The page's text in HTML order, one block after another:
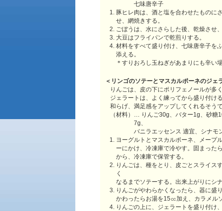
七味唐辛子
豚ヒレ肉は、酒と塩を合わせたものに
せ、網焼きする。
ごぼうは、水にさらした後、乾燥させ
大豆はフライパンで乾煎りする。
材料をすべて盛り付け、七味唐辛子を
添える。
＊すりおろし玉ねぎがあまりにも辛い
＜リンゴのソテーとマスカルポーネのジェ
りんごは、皮の下にポリフェノールが多
ジェラートは、よく練ってから盛り付け
和らげ、満足感をアップしてくれるそう
（材料）… りんご30g、バター1g、砂
7g、
バニラエッセンス 適宜、シナモ
ヨーグルトとマスカルポーネ、メープ
ーにかけ、冷凍庫で冷やす。固まった
から、冷凍庫で保管する。
りんごは、種をとり、皮ごとスライス
く
なるまでソテーする。出来上がりにシ
りんごがやわらかくなったら、器に盛
かわったらお湯を15㏄加え、カラメル
りんごの上に、ジェラートを盛り付